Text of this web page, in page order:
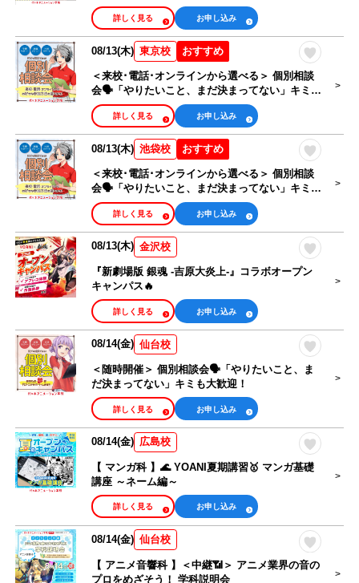
室」みんなの時間』コラボオープンキャンパス
お申し込み
詳しく見る
おすすめ
08/13(木) 東京校
＜来校･電話･オンラインから選べる＞ 個別相談
会🗣️「やりたいこと、まだ決まってない」キミも
大歓迎！
お申し込み
詳しく見る
おすすめ
08/13(木) 池袋校
＜来校･電話･オンラインから選べる＞ 個別相談
会🗣️「やりたいこと、まだ決まってない」キミも
大歓迎！
お申し込み
詳しく見る
08/13(木) 金沢校
『新劇場版 銀魂 -吉原大炎上-』コラボオープン
キャンパス🔥
お申し込み
詳しく見る
08/14(金) 仙台校
＜随時開催＞ 個別相談会🗣️「やりたいこと、ま
だ決まってない」キミも大歓迎！
お申し込み
詳しく見る
08/14(金) 広島校
【 マンガ科 】🌊 YOANI夏期講習🥇 マンガ基礎
講座 ～ネーム編～
お申し込み
詳しく見る
08/14(金) 仙台校
【 アニメ音響科 】＜中継📶＞ アニメ業界の音の
プロをめざそう！ 学科説明会